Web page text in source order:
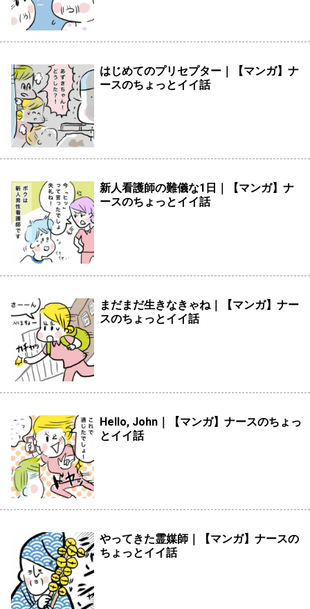
はじめてのプリセプター｜【マンガ】ナ
ースのちょっとイイ話
新人看護師の難儀な1日｜【マンガ】ナ
ースのちょっとイイ話
まだまだ生きなきゃね｜【マンガ】ナー
スのちょっとイイ話
Hello, John｜【マンガ】ナースのちょっ
とイイ話
やってきた霊媒師｜【マンガ】ナースの
ちょっとイイ話